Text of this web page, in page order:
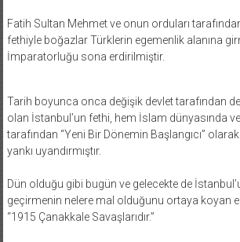
Fatih Sultan Mehmet ve onun orduları
fethiyle boğazlar Türklerin egemenlik alanına
İmparatorluğu sona erdirilmiştir.
Tarih boyunca onca değişik devlet tarafından
olan İstanbul’un fethi, hem İslam dünyasında ve
tarafından “Yeni Bir Dönemin Başlangıcı”
yankı uyandırmıştır.
Dün olduğu gibi bugün ve gelecekte de
geçirmenin nelere mal olduğunu ortaya koyan
“1915 Çanakkale Savaşlarıdır.”